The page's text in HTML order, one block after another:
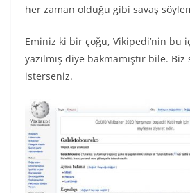
her zaman olduğu gibi savaş
Eminiz ki bir çoğu, Vikipedi’nin bu
yazılmış diye bakmamıştır bile.
isterseniz.